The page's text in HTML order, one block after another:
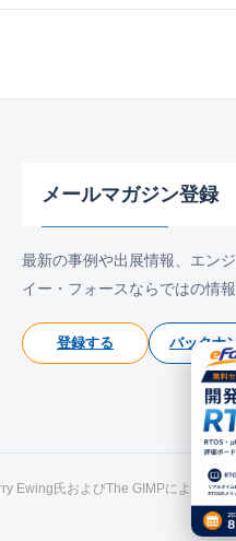
メールマガジン登録
最新の事例や出展情報、エン
イー・フォースならではの情
登録する バックナ
Ewing氏およびThe GIMPによるもの